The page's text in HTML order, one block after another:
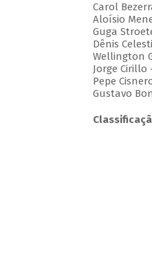
Carol
Aloísio
Guga
Dênis
Wellington
Jorge Cirillo
Pepe
Gustavo